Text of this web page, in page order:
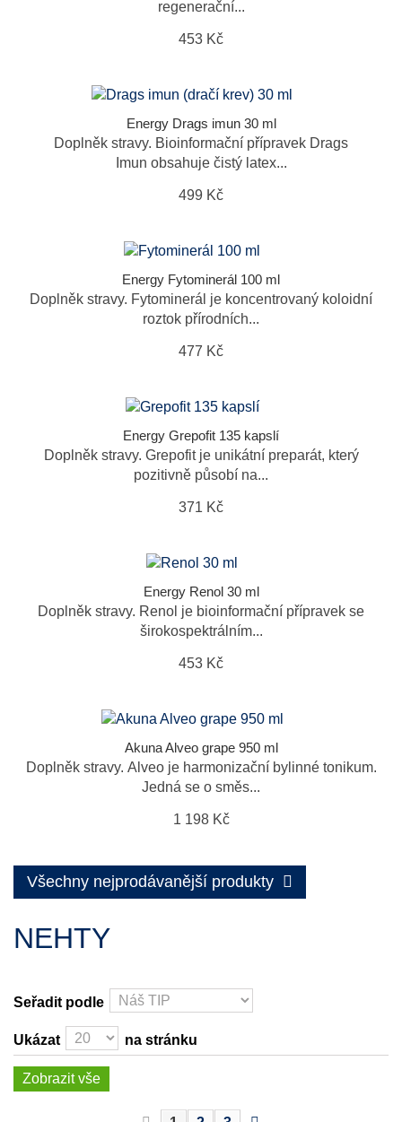
regenerační...
453 Kč
Energy Drags imun 30 ml
Doplněk stravy. Bioinformační přípravek Drags
Imun obsahuje čistý latex...
499 Kč
Energy Fytominerál 100 ml
Doplněk stravy. Fytominerál je koncentrovaný koloidní
roztok přírodních...
477 Kč
Energy Grepofit 135 kapslí
Doplněk stravy. Grepofit je unikátní preparát, který
pozitivně působí na...
371 Kč
Energy Renol 30 ml
Doplněk stravy. Renol je bioinformační přípravek se
širokospektrálním...
453 Kč
Akuna Alveo grape 950 ml
Doplněk stravy. Alveo je harmonizační bylinné tonikum.
Jedná se o směs...
1 198 Kč
Všechny nejprodávanější produkty
NEHTY
Seřadit podle
Ukázat na stránku
Zobrazit vše